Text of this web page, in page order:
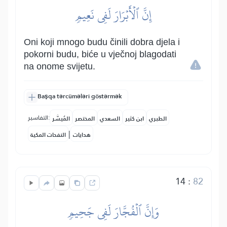
إِنَّ ٱلۡأَبۡرَارَ لَفِي نَعِيمٖ
Oni koji mnogo budu činili dobra djela i
pokorni budu, biće u vječnoj blagodati
na onome svijetu.
Başqa tərcümələri göstərmək
التفاسير: المُيسَّر المختصر السعدي ابن كثير الطبري
النفحات المكية | هدايات
14: 82
وَإِنَّ ٱلۡفُجَّارَ لَفِي جَحِيمٖ